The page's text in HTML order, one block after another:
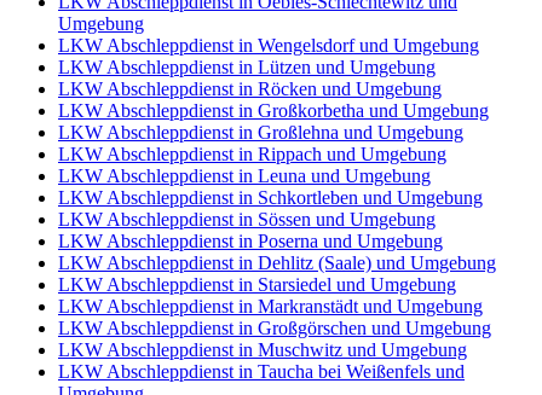
Umgebung
LKW Abschleppdienst in Wengelsdorf und Umgebung
LKW Abschleppdienst in Lützen und Umgebung
LKW Abschleppdienst in Röcken und Umgebung
LKW Abschleppdienst in Großkorbetha und Umgebung
LKW Abschleppdienst in Großlehna und Umgebung
LKW Abschleppdienst in Rippach und Umgebung
LKW Abschleppdienst in Leuna und Umgebung
LKW Abschleppdienst in Schkortleben und Umgebung
LKW Abschleppdienst in Sössen und Umgebung
LKW Abschleppdienst in Poserna und Umgebung
LKW Abschleppdienst in Dehlitz (Saale) und Umgebung
LKW Abschleppdienst in Starsiedel und Umgebung
LKW Abschleppdienst in Markranstädt und Umgebung
LKW Abschleppdienst in Großgörschen und Umgebung
LKW Abschleppdienst in Muschwitz und Umgebung
LKW Abschleppdienst in Taucha bei Weißenfels und